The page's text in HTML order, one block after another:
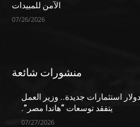
الآمن للمبيدات
07/26/2026
منشورات شائعة
دولار استثمارات جديدة.. وزير العمل
يتفقد توسعات “هاندا مصر”.
07/27/2026